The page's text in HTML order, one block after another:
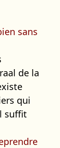
sans
de la
qui
suffit